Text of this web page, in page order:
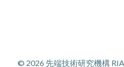
© 2026 先端技術研究機構